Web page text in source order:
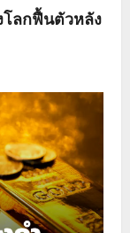
โลกฟื้นตัวหลัง